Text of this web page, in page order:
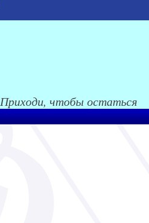
Приходи, чтобы остаться